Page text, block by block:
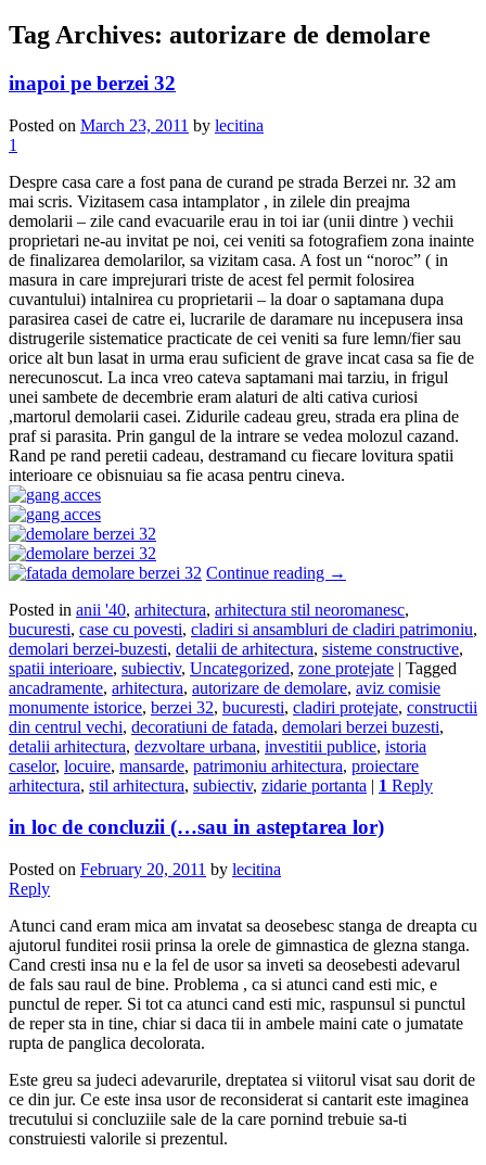
Tag Archives: autorizare de demolare
inapoi pe berzei 32
Posted on March 23, 2011 by lecitina
1
Despre casa care a fost pana de curand pe strada Berzei nr. 32 am
mai scris. Vizitasem casa intamplator , in zilele din preajma
demolarii – zile cand evacuarile erau in toi iar (unii dintre ) vechii
proprietari ne-au invitat pe noi, cei veniti sa fotografiem zona inainte
de finalizarea demolarilor, sa vizitam casa. A fost un “noroc” ( in
masura in care imprejurari triste de acest fel permit folosirea
cuvantului) intalnirea cu proprietarii – la doar o saptamana dupa
parasirea casei de catre ei, lucrarile de daramare nu incepusera insa
distrugerile sistematice practicate de cei veniti sa fure lemn/fier sau
orice alt bun lasat in urma erau suficient de grave incat casa sa fie de
nerecunoscut. La inca vreo cateva saptamani mai tarziu, in frigul
unei sambete de decembrie eram alaturi de alti cativa curiosi
,martorul demolarii casei. Zidurile cadeau greu, strada era plina de
praf si parasita. Prin gangul de la intrare se vedea molozul cazand.
Rand pe rand peretii cadeau, destramand cu fiecare lovitura spatii
interioare ce obisnuiau sa fie acasa pentru cineva.
Continue reading →
Posted in anii '40, arhitectura, arhitectura stil neoromanesc,
bucuresti, case cu povesti, cladiri si ansambluri de cladiri patrimoniu,
demolari berzei-buzesti, detalii de arhitectura, sisteme constructive,
spatii interioare, subiectiv, Uncategorized, zone protejate | Tagged
ancadramente, arhitectura, autorizare de demolare, aviz comisie
monumente istorice, berzei 32, bucuresti, cladiri protejate, constructii
din centrul vechi, decoratiuni de fatada, demolari berzei buzesti,
detalii arhitectura, dezvoltare urbana, investitii publice, istoria
caselor, locuire, mansarde, patrimoniu arhitectura, proiectare
arhitectura, stil arhitectura, subiectiv, zidarie portanta | 1 Reply
in loc de concluzii (…sau in asteptarea lor)
Posted on February 20, 2011 by lecitina
Reply
Atunci cand eram mica am invatat sa deosebesc stanga de dreapta cu
ajutorul funditei rosii prinsa la orele de gimnastica de glezna stanga.
Cand cresti insa nu e la fel de usor sa inveti sa deosebesti adevarul
de fals sau raul de bine. Problema , ca si atunci cand esti mic, e
punctul de reper. Si tot ca atunci cand esti mic, raspunsul si punctul
de reper sta in tine, chiar si daca tii in ambele maini cate o jumatate
rupta de panglica decolorata.
Este greu sa judeci adevarurile, dreptatea si viitorul visat sau dorit de
ce din jur. Ce este insa usor de reconsiderat si cantarit este imaginea
trecutului si concluziile sale de la care pornind trebuie sa-ti
construiesti valorile si prezentul.